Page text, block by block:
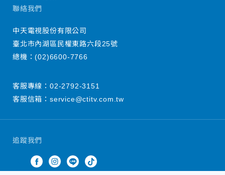
追蹤我們
聯絡我們
中天電視股份有限公司
臺北市內湖區民權東路六段25號
總機：(02)6600-7766
客服專線： 02-2792-3151
客服信箱： service@ctitv.com.tw